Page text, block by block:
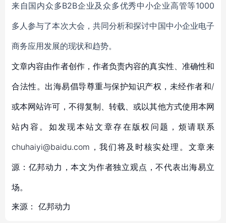
来自国内众多B2B企业及众多优秀中小企业高管等1000
多人参与了本次大会，共同分析和探讨中国中小企业电子
商务应用发展的现状和趋势。
文章内容由作者创作，作者负责内容的真实性、准确性和
合法性。出海易倡导尊重与保护知识产权，未经作者和/
或本网站许可，不得复制、转载、或以其他方式使用本网
站内容。如发现本站文章存在版权问题，烦请联系
chuhaiyi@baidu.com，我们将及时核实处理。文章来
源：亿邦动力，本文为作者独立观点，不代表出海易立
场。
来源： 亿邦动力